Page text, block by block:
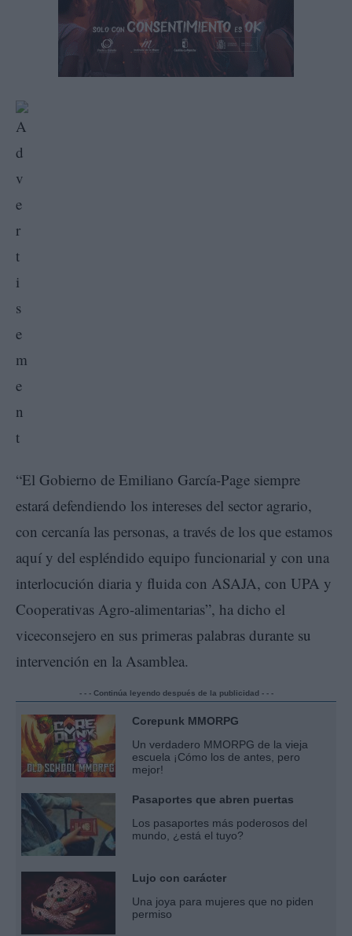
“El Gobierno de Emiliano García-Page siempre
estará defendiendo los intereses del sector agrario,
con cercanía las personas, a través de los que estamos
aquí y del espléndido equipo funcionarial y con una
interlocución diaria y fluida con ASAJA, con UPA y
Cooperativas Agro-alimentarias”, ha dicho el
viceconsejero en sus primeras palabras durante su
intervención en la Asamblea.
- - - Continúa leyendo después de la publicidad - - -
Corepunk MMORPG
Un verdadero MMORPG de la vieja
escuela ¡Cómo los de antes, pero
mejor!
Pasaportes que abren puertas
Los pasaportes más poderosos del
mundo, ¿está el tuyo?
Lujo con carácter
Una joya para mujeres que no piden
permiso